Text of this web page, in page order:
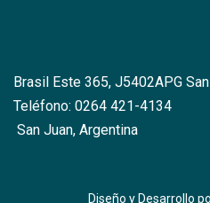
Brasil Este 365, J5402APG
Teléfono: 0264 421-4134
San Juan, Argentina
Diseño y Desarrollo